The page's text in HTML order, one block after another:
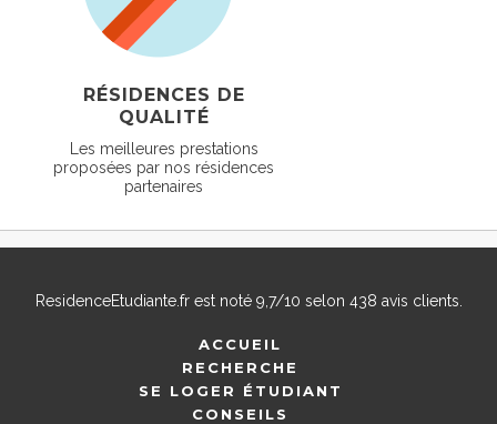
RÉSIDENCES DE
QUALITÉ
Les meilleures prestations
proposées par nos résidences
partenaires
ResidenceEtudiante.frest noté 9,7/10 selon 438 avis clients.
ACCUEIL
RECHERCHE
SE LOGER ÉTUDIANT
CONSEILS